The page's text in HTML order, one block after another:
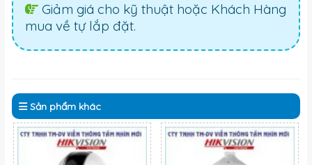
Giảm giá cho kỹ thuật hoặc Khách Hàng
mua về tự lắp đặt.
Sản phẩm khác